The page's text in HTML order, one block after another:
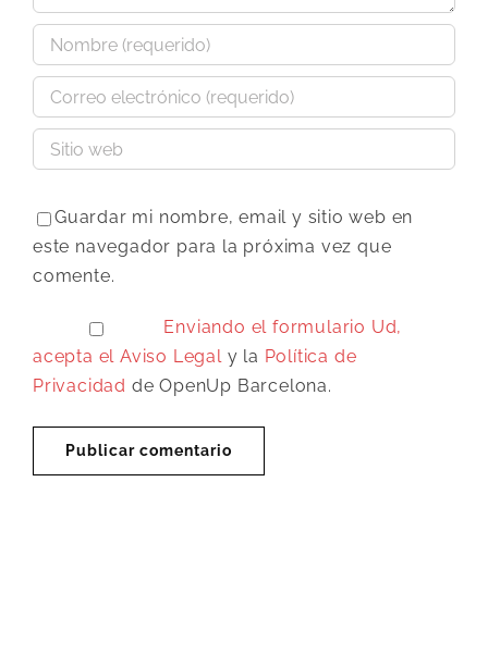
Guardar mi nombre, email y sitio web en
este navegador para la próxima vez que
comente.
Enviando el formulario Ud,
acepta elAviso Legaly la Política de
Privacidad de OpenUp Barcelona.